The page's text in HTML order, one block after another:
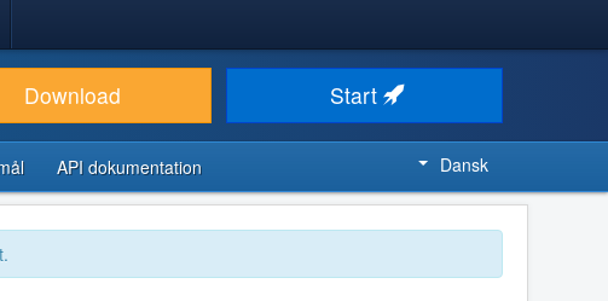
Download Start
API dokumentation Dansk